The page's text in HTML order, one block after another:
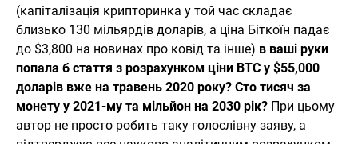
(капіталізація крипторинка у той час складає
близько 130 мільярдів доларів, а ціна Біткоїн падає
до $3,800 на новинах про ковід та інше) в ваші руки
попала б стаття з розрахунком ціни BTC у $55,000
доларів вже на травень 2020 року? Сто тисяч за
монету у 2021-му та мільйон на 2030 рік? При цьому
автор не просто робить таку голослівну заяву, а